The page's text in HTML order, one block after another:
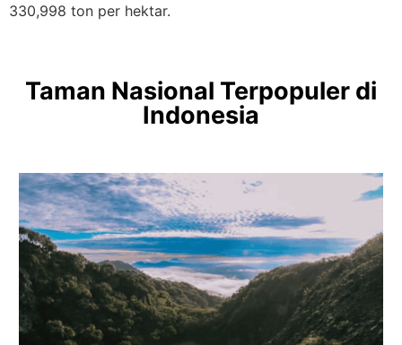
330,998 ton per hektar.
Taman Nasional Terpopuler di
Indonesia